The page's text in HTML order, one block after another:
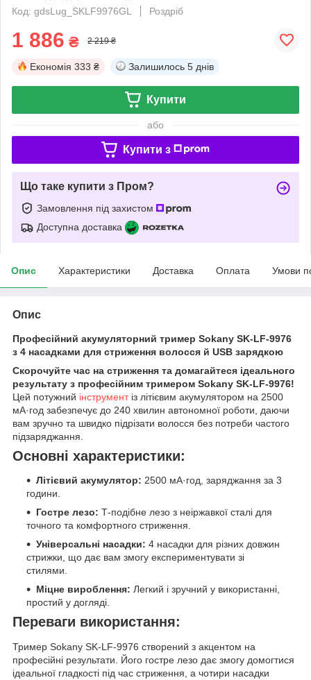
Код: gdsLug_SKLF9976GL
Роздріб
1 886 ₴ 2 219 ₴
Економія 333 ₴ Залишилось 5 днів
Купити
або
Купити з
Що таке купити з Пром?
Замовлення під захистом
Доступна доставка
Опис Характеристики Доставка Оплата Умови
Опис
Професійний акумуляторний тример Sokany SK-LF-9976
з 4 насадками для стриження волосся й USB зарядкою
Скорочуйте час на стриження та домагайтеся ідеального
результату з професійним тримером Sokany SK-LF-9976!
Цей потужний інструментіз літієвим акумулятором на 2500
мА·год забезпечує до 240 хвилин автономної роботи, даючи
вам зручно та швидко підрізати волосся без потреби частого
підзаряджання.
Основні характеристики:
Літієвий акумулятор: 2500 мА·год, заряджання за 3
години.
Гостре лезо: Т-подібне лезо з неіржавкої сталі для
точного та комфортного стриження.
Універсальні насадки: 4 насадки для різних довжин
стрижки, що дає вам змогу експериментувати зі
стилями.
Міцне вироблення: Легкий і зручний у використанні,
простий у догляді.
Переваги використання:
Тример Sokany SK-LF-9976 створений з акцентом на
професійні результати. Його гостре лезо дає змогу домогтися
ідеальної гладкості під час стриження, а чотири насадки